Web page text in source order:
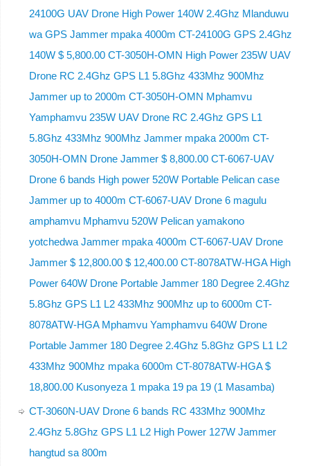
24100G UAV Drone High Power 140W 2.4Ghz Mlanduwu
wa GPS Jammer mpaka 4000m CT-24100G GPS 2.4Ghz
140W $ 5,800.00 CT-3050H-OMN High Power 235W UAV
Drone RC 2.4Ghz GPS L1 5.8Ghz 433Mhz 900Mhz
Jammer up to 2000m CT-3050H-OMN Mphamvu
Yamphamvu 235W UAV Drone RC 2.4Ghz GPS L1
5.8Ghz 433Mhz 900Mhz Jammer mpaka 2000m CT-
3050H-OMN Drone Jammer $ 8,800.00 CT-6067-UAV
Drone 6 bands High power 520W Portable Pelican case
Jammer up to 4000m CT-6067-UAV Drone 6 magulu
amphamvu Mphamvu 520W Pelican yamakono
yotchedwa Jammer mpaka 4000m CT-6067-UAV Drone
Jammer $ 12,800.00 $ 12,400.00 CT-8078ATW-HGA High
Power 640W Drone Portable Jammer 180 Degree 2.4Ghz
5.8Ghz GPS L1 L2 433Mhz 900Mhz up to 6000m CT-
8078ATW-HGA Mphamvu Yamphamvu 640W Drone
Portable Jammer 180 Degree 2.4Ghz 5.8Ghz GPS L1 L2
433Mhz 900Mhz mpaka 6000m CT-8078ATW-HGA $
18,800.00 Kusonyeza 1 mpaka 19 pa 19 (1 Masamba)
CT-3060N-UAV Drone 6 bands RC 433Mhz 900Mhz
2.4Ghz 5.8Ghz GPS L1 L2 High Power 127W Jammer
hangtud sa 800m